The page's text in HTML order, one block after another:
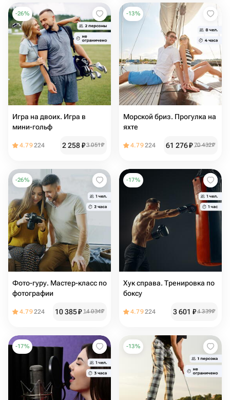
-26%
Игра на двоих. Игра в
мини-гольф
4.79224 2 258₽3 051₽
-13%
Морской бриз. Прогулка на
яхте
4.79224 61 276₽ 70 432₽
-26%
Фото-гуру. Мастер-класс по
фотографии
4.79224 10 385₽ 14 034₽
-17%
Хук справа. Тренировка по
боксу
4.79224 3 601 ₽4 339₽
-17% -13%